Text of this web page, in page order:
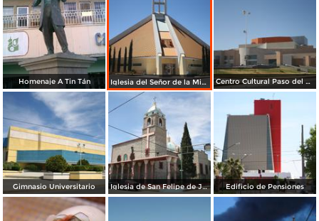
Homenaje A Tin Tán Iglesia del Señor de la Misericordia Centro Cultural Paso del Norte
Gimnasio Universitario Iglesia de San Felipe de Jesús Edificio de Pensiones